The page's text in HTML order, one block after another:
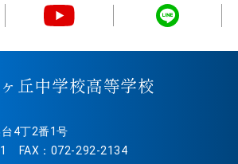
丘中学校高等学校
4丁2番1号
FAX：072-292-2134